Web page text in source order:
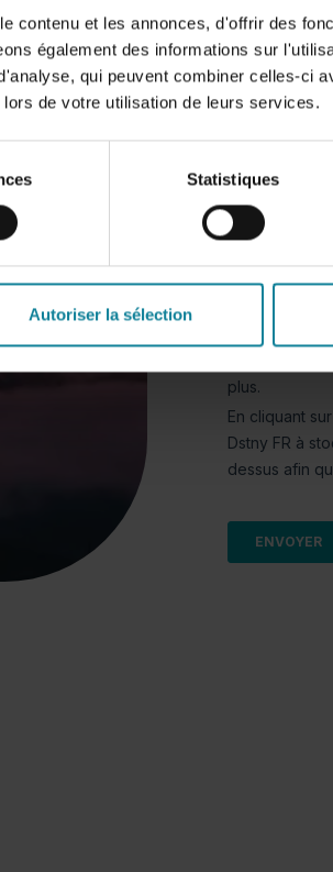
contenu et les annonces, d'offrir des
également des informations sur
qui peuvent combiner celles-ci
de votre utilisation de leurs services.
Statistiques
Autoriser la sélection